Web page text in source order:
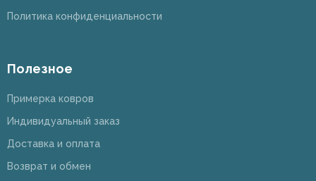
Политика конфиденциальности
Полезное
Примерка ковров
Индивидуальный заказ
Доставка и оплата
Возврат и обмен